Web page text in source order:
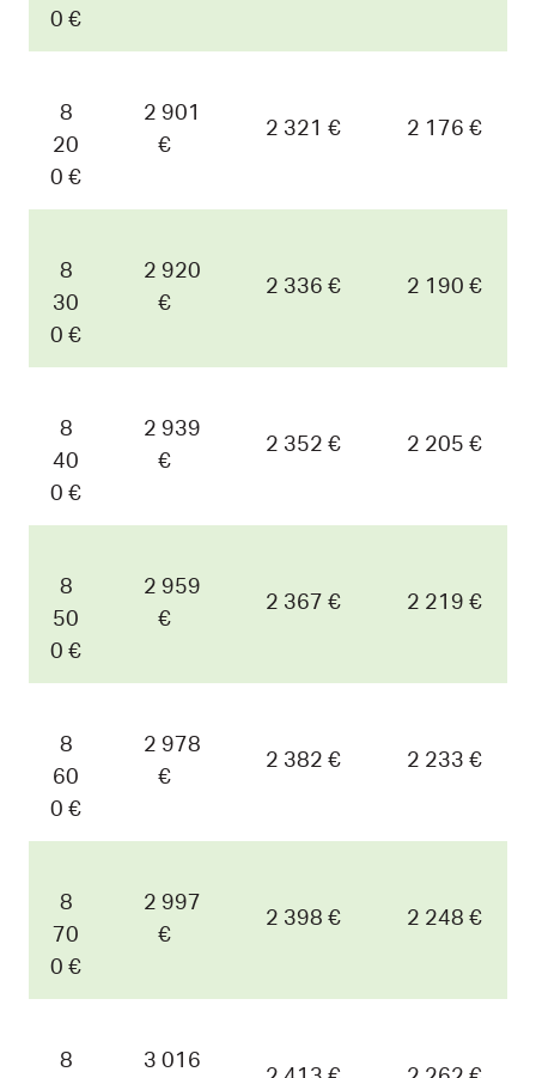
0 €
8
20
0 €
2 901
€
2 321 € 2 176 €
8
30
0 €
2 920
€
2 336 € 2 190 €
8
40
0 €
2 939
€
2 352 € 2 205 €
8
50
0 €
2 959
€
2 367 € 2 219 €
8
60
0 €
2 978
€
2 382 € 2 233 €
8
70
0 €
2 997
€
2 398 € 2 248 €
8
3 016